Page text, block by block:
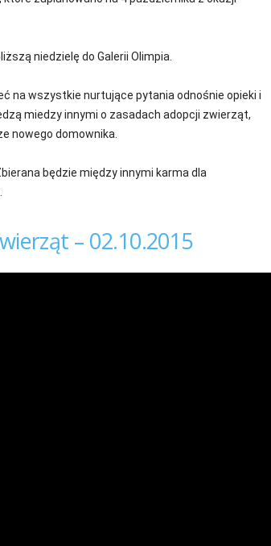
niedzielę do Galerii Olimpia.
na wszystkie nurtujące pytania odnośnie opieki i
miedzy innymi o zasadach adopcji zwierząt,
nowego domownika.
będzie między innymi karma dla
– 02.10.2015